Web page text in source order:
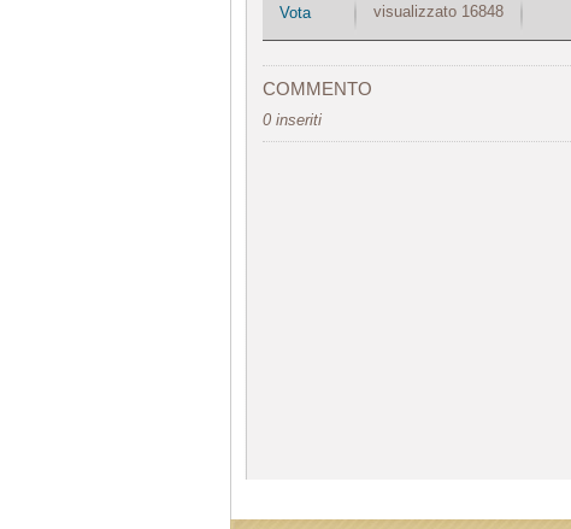
Vota visualizzato 16848
COMMENTO
0 inseriti